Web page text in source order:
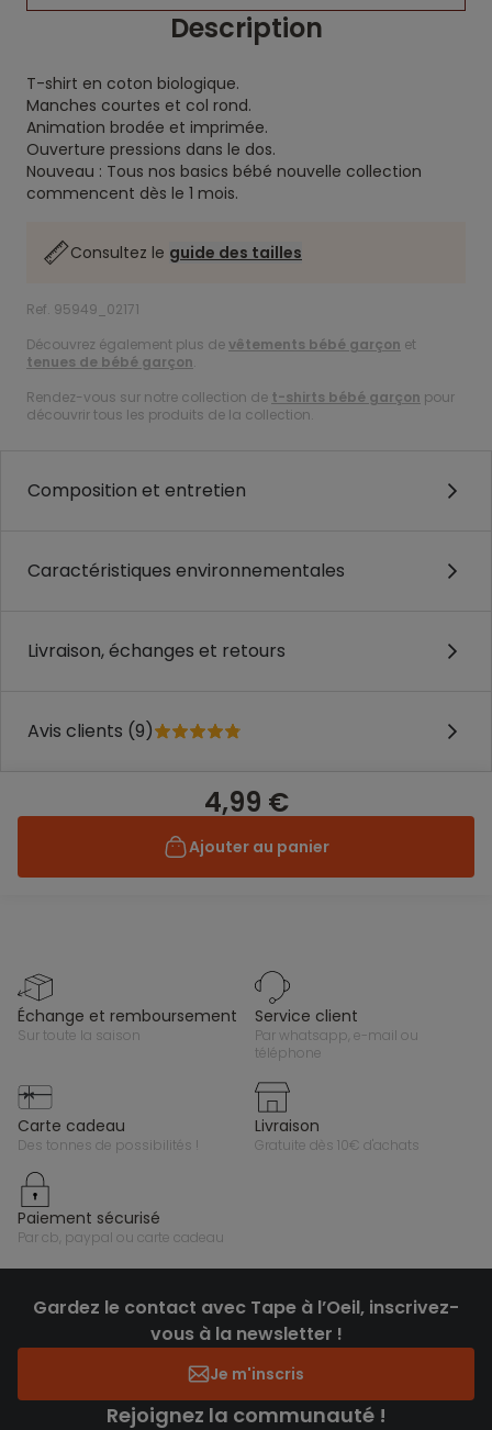
Description
T-shirt en coton biologique.
Manches courtes et col rond.
Animation brodée et imprimée.
​​​​​​​Ouverture pressions dans le dos.
Nouveau : Tous nos basics bébé nouvelle collection
commencent dès le 1 mois.
Consultez le guide des tailles
Ref. 95949_02171
Découvrez également plus devêtements bébé garçon et
tenues de bébé garçon.
Rendez-vous sur notre collection de t-shirts bébé garçon pour
découvrir tous les produits de la collection.
Composition et entretien
Caractéristiques environnementales
Livraison, échanges et retours
Avis clients (9)
4,99 €
Ajouter au panier
échange et remboursement
sur toute la saison
service client
par whatsapp, e-mail ou
téléphone
carte cadeau
des tonnes de possibilités !
livraison
gratuite dès 10€ d'achats
paiement sécurisé
par cb, paypal ou carte cadeau
Gardez le contact avec Tape à l’Oeil, inscrivez-
vous à la newsletter !
Je m'inscris
Rejoignez la communauté !